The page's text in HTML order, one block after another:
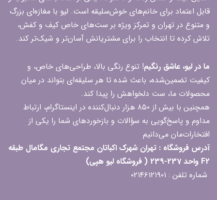
قابل اعتماد برای خانم‌های خوش‌سلیقه است. لیو با مغازه‌ای بزرگ
و متنوع در تهران و تمرکز ویژه بر ست‌های خاص کیف و کفش،
تلاش کرده تا انتخاب را برای مشتریانش آسان‌تر و شیک‌تر کند.
ما در لیو، عاشق رنگیم! تنوع رنگی بالا، طراحی‌های خاص، و
کیفیت تضمین‌شده، باعث شده تا هر سلیقه‌ای بتواند در میان
محصولات ما، ست دلخواهش را پیدا کند.
همچنین با بیش از ۸۵۰ هزار دنبال‌کننده در اینستاگرام، ارتباط
مداوم و پاسخ‌گویی به سؤالات و بازخوردهای شما را یکی از
افتخارات‌مان می‌دانیم
آدرس فروشگاه : تهران شهرک اکباتان مجتمع تجاری مگامال طبقه
F2 واحد 237-239 ( فروشگاه لیو هپی)
شماره تلفن : ۰۲۱۴۶۱۲۱۹۰۱